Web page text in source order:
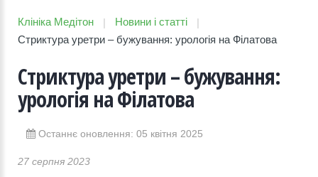
Клініка Медітон | Новини і статті
|
Стриктура уретри – бужування: урологія на Філатова
Стриктура уретри – бужування:
урологія на Філатова
Останнє оновлення: 05 квітня 2025
27 серпня 2023